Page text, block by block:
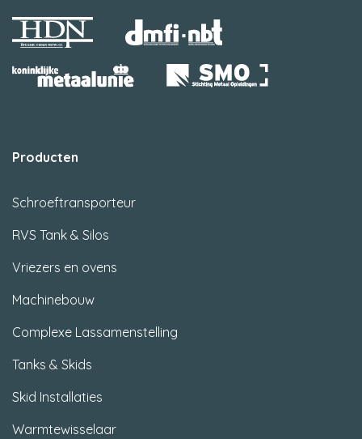
Producten
Schroeftransporteur
RVS Tank & Silos
Vriezers en ovens
Machinebouw
Complexe Lassamenstelling
Tanks & Skids
Skid Installaties
Warmtewisselaar